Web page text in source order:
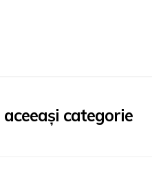
aceeași categorie